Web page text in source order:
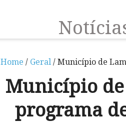
Home / Geral/ Município de
Município
programa